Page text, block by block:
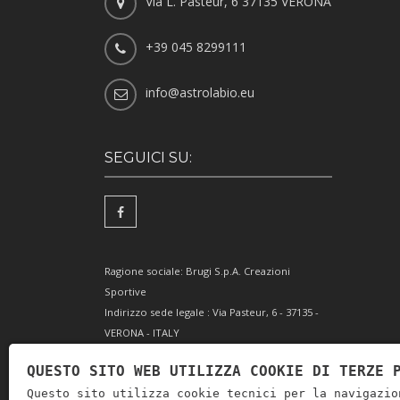
+39 045 8299111
info@astrolabio.eu
SEGUICI SU:
Ragione sociale: Brugi S.p.A. Creazioni
Sportive
Indirizzo sede legale : Via Pasteur, 6 - 37135 -
VERONA - ITALY
Codice Fiscale e Iscrizione Reg. Impr. Verona
0051416 024 1
QUESTO SITO WEB UTILIZZA COOKIE DI TERZE
Questo sito utilizza cookie tecnici per la